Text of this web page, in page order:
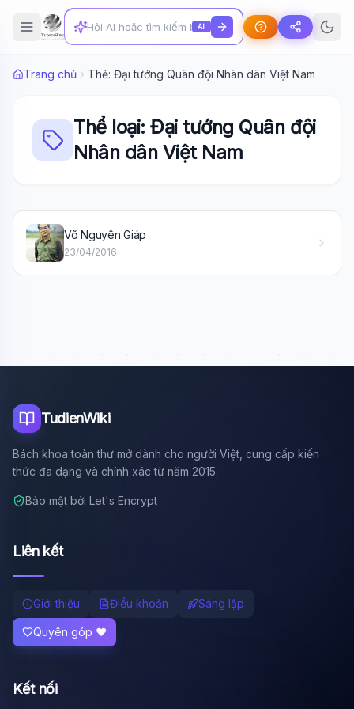
AI
Trang chủ Thẻ: Đại tướng Quân đội Nhân dân Việt Nam
Thể loại: Đại tướng Quân đội
Nhân dân Việt Nam
Võ Nguyên Giáp
23/04/2016
TudienWiki
Bách khoa toàn thư mở dành cho người Việt, cung cấp kiến
thức đa dạng và chính xác từ năm 2015.
Bảo mật bởi Let's Encrypt
Liên kết
Giới thiệu Điều khoản Sáng lập
Quyên góp ❤️
Kết nối
Sẵn sàng hỗ trợ
🔬 Albert Einstein